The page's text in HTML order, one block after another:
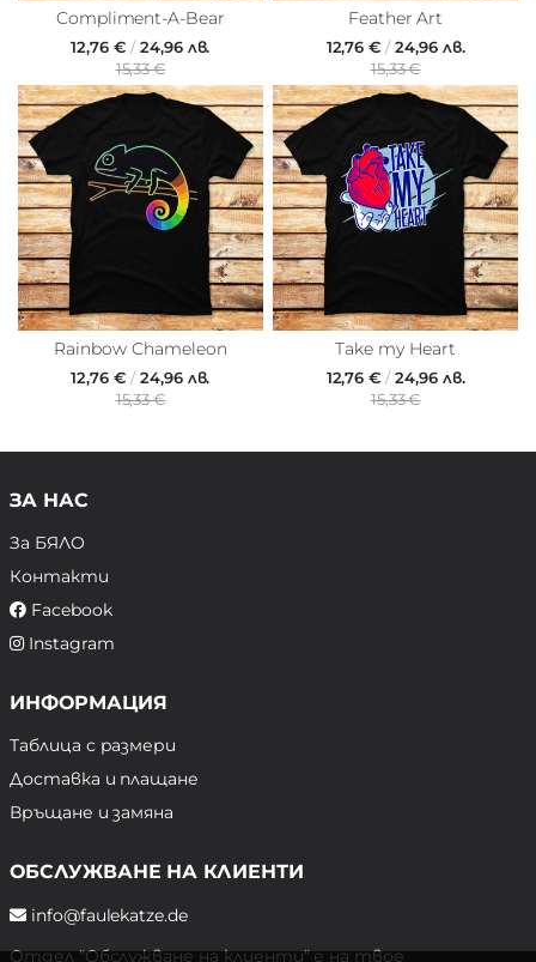
Compliment-A-Bear
12,76 € /24,96 лв.
15,33 €
Feather Art
12,76 €/24,96 лв.
15,33 €
Rainbow Chameleon
12,76 € /24,96 лв.
15,33 €
Take my Heart
12,76 €/24,96 лв.
15,33 €
ЗА НАС
За БЯЛО
Контакти
Facebook
Instagram
ИНФОРМАЦИЯ
Таблица с размери
Доставка и плащане
Връщане и замяна
ОБСЛУЖВАНЕ НА КЛИЕНТИ
info@faulekatze.de
Отдел "Обслужване на клиенти" е на твое